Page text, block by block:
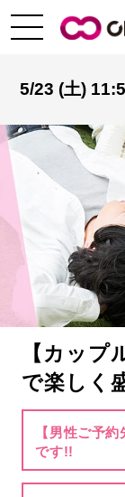
5/23 (土)
【カップ
で楽しく
【男性ご予
です!!